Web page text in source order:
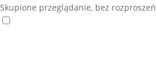
Skupione przeglądanie, bez rozproszeń